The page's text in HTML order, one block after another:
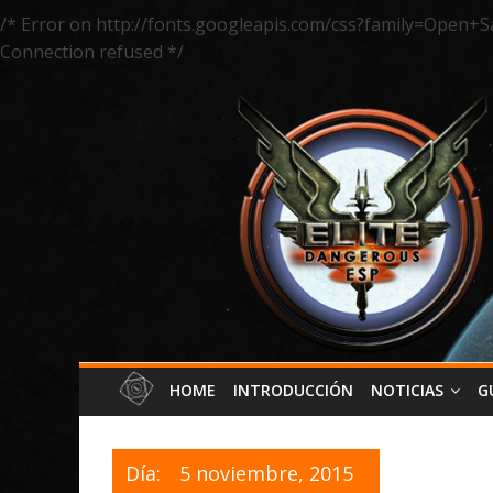
/* Error on http://fonts.googleapis.com/
Connection refused */
HOME INTRODUCCIÓN NOTICIAS
Día: 5 noviembre, 2015